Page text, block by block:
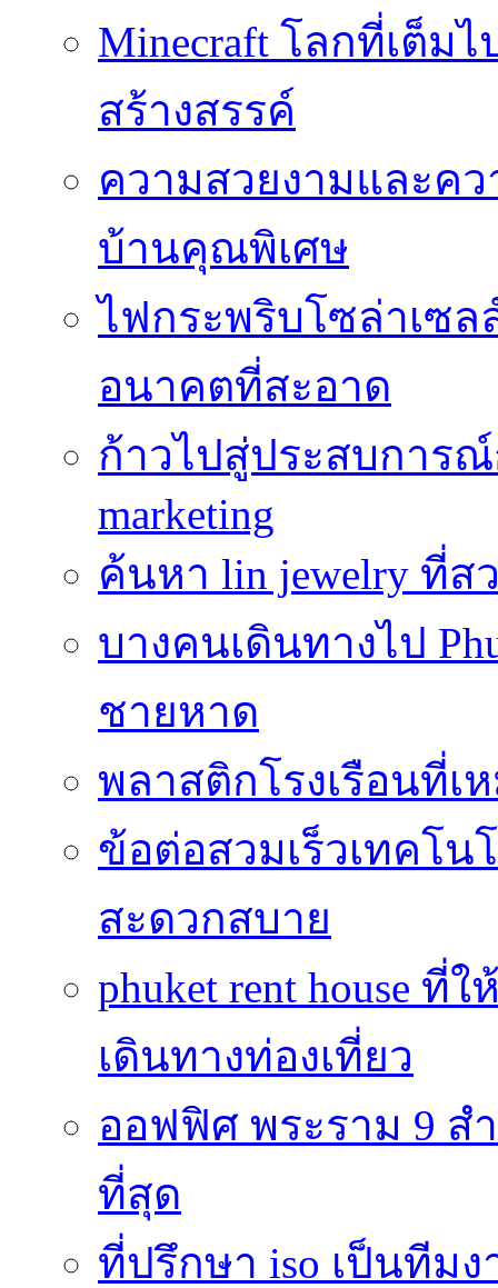
Minecraft โลกที่เต็ม
สร้างสรรค์
ความสวยงามและค
บ้านคุณพิเศษ
ไฟกระพริบโซล่าเซ
อนาคตที่สะอาด
ก้าวไปสู่ประสบการ
marketing
ค้นหา lin jewelry ที่
บางคนเดินทางไป
ชายหาด
พลาสติกโรงเรือนที่เ
ข้อต่อสวมเร็วเทคโน
สะดวกสบาย
phuket rent house
เดินทางท่องเที่ยว
ออฟฟิศ พระราม 9 ส
ที่สุด
ที่ปรึกษา iso เป็นทีม